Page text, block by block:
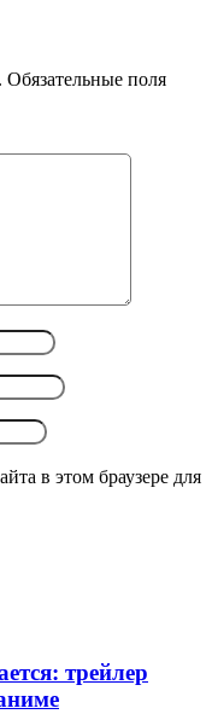
Обязательные поля
в этом браузере для
трейлер